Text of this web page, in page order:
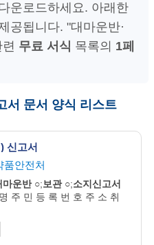
운로드하세요. 아래한
공됩니다. "대마운반·
무료 서식 목록의 1페
서 문서 양식 리스트
신고서
품안전처
마운반○;보관○;소지신고서
주 민 등 록 번 호 주 소 취